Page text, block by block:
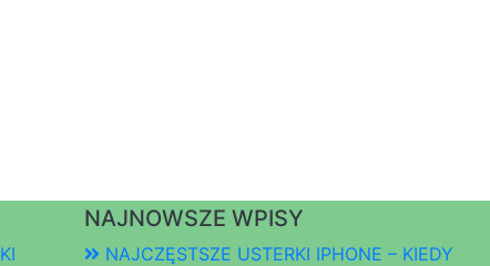
NAJNOWSZE WPISY
NAJCZĘSTSZE USTERKI IPHONE – KIEDY